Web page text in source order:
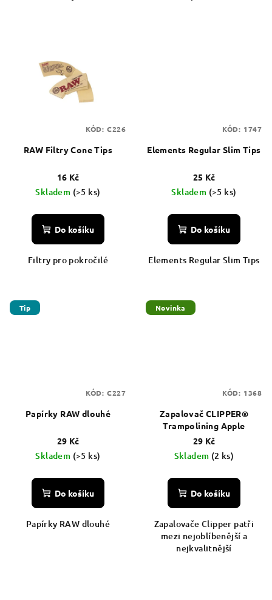
RAW Filtry Cone Tips
16 Kč
Skladem (>5 ks)
Do košíku
Filtry pro pokročilé
KÓD: C226
Elements Regular Slim Tips
25 Kč
Skladem (>5 ks)
Do košíku
Elements Regular Slim Tips
KÓD: 1747
Tip
Papírky RAW dlouhé
29 Kč
Skladem (>5 ks)
Do košíku
Papírky RAW dlouhé
KÓD: C227
Novinka
Zapalovač CLIPPER®
Trampolining Apple
29 Kč
Skladem (2 ks)
Do košíku
Zapalovače Clipper patři
mezi nejoblíbenější a
nejkvalitnější
KÓD: 1368